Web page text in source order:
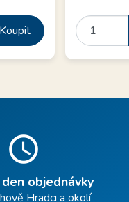
Koupit
schedule
objednávky
Hradci a okolí